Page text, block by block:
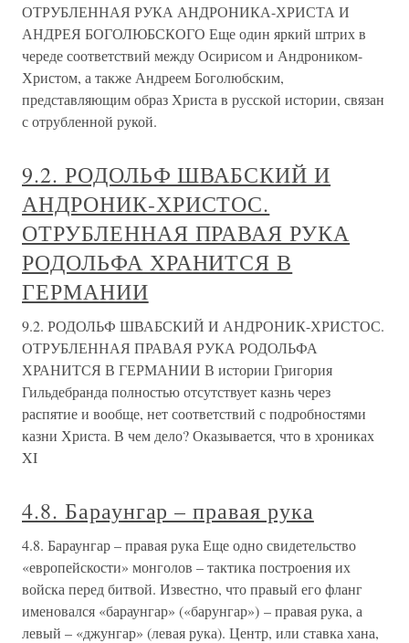
ОТРУБЛЕННАЯ РУКА АНДРОНИКА-ХРИСТА И
АНДРЕЯ БОГОЛЮБСКОГО Еще один яркий штрих в
череде соответствий между Осирисом и Андроником-
Христом, а также Андреем Боголюбским,
представляющим образ Христа в русской истории, связан
с отрубленной рукой.
9.2. РОДОЛЬФ ШВАБСКИЙ И
АНДРОНИК-ХРИСТОС.
ОТРУБЛЕННАЯ ПРАВАЯ РУКА
РОДОЛЬФА ХРАНИТСЯ В
ГЕРМАНИИ
9.2. РОДОЛЬФ ШВАБСКИЙ И АНДРОНИК-ХРИСТОС.
ОТРУБЛЕННАЯ ПРАВАЯ РУКА РОДОЛЬФА
ХРАНИТСЯ В ГЕРМАНИИ В истории Григория
Гильдебранда полностью отсутствует казнь через
распятие и вообще, нет соответствий с подробностями
казни Христа. В чем дело? Оказывается, что в хрониках
XI
4.8. Бараунгар – правая рука
4.8. Бараунгар – правая рука Еще одно свидетельство
«европейскости» монголов – тактика построения их
войска перед битвой. Известно, что правый его фланг
именовался «бараунгар» («барунгар») – правая рука, а
левый – «джунгар» (левая рука). Центр, или ставка хана,